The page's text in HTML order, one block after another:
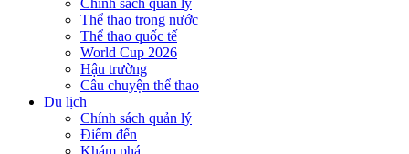
Chính sách quản lý
Thể thao trong nước
Thể thao quốc tế
World Cup 2026
Hậu trường
Câu chuyện thể thao
Du lịch
Chính sách quản lý
Điểm đến
Khám phá